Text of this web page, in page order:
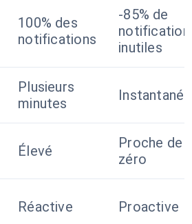
100% des
notifications
-85% de
inutiles
Plusieurs
minutes
Instantané
Élevé
Proche de
zéro
Réactive Proactive